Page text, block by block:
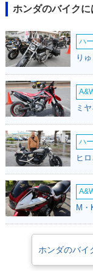
には、排気量を
には、バガースタイル
F6C（2014年）も設定
れるようになっていた
モーターショーで発表
された。GL1000から数
ング」とし、サドルバ
ウイング ツアー」とし
バッグを搭載したグレ
クラッチトランスミッ
「AppleCarPlay」に対
ルでは、サドルバッグ
追加され、続く2020年
が追加され、「ツアー
変更された。また、
対応するためのソフト
ュアルミッション車が
は、平成32年（令和2年
ランク装備のゴールド
※AT限定の大型二輪免
ホンダのバイク
ハ
り
ミ
ハ
ヒ
ホンダのバイ